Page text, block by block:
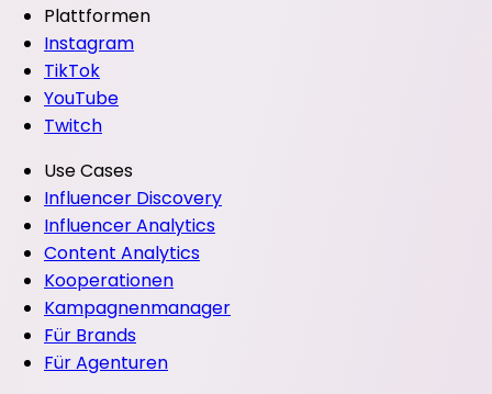
Plattformen
Instagram
TikTok
YouTube
Twitch
Use Cases
Influencer Discovery
Influencer Analytics
Content Analytics
Kooperationen
Kampagnenmanager
Für Brands
Für Agenturen